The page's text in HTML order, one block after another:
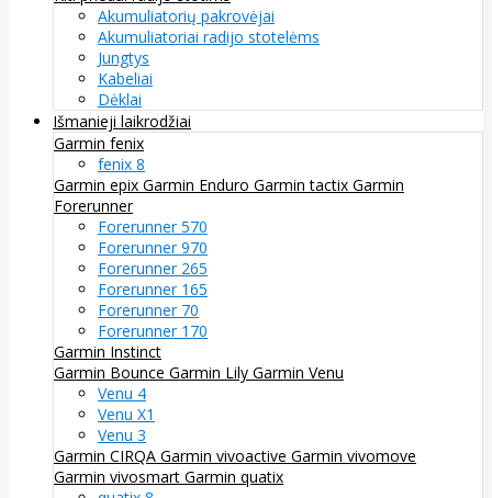
Akumuliatorių pakrovėjai
Akumuliatoriai radijo stotelėms
Jungtys
Kabeliai
Dėklai
Išmanieji laikrodžiai
Garmin fenix
fenix 8
Garmin epix Garmin Enduro Garmin tactix Garmin
Forerunner
Forerunner 570
Forerunner 970
Forerunner 265
Forerunner 165
Forerunner 70
Forerunner 170
Garmin Instinct
Garmin Bounce Garmin Lily Garmin Venu
Venu 4
Venu X1
Venu 3
Garmin CIRQA Garmin vivoactive Garmin vivomove
Garmin vivosmart Garmin quatix